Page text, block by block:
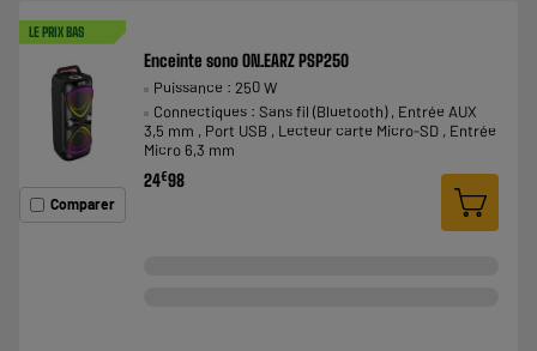
LE PRIX BAS
Comparer
Enceinte sono ON.EARZ PSP250
Puissance : 250 W
Connectiques : Sans fil (Bluetooth) , Entrée AUX
3,5 mm , Port USB , Lecteur carte Micro-SD , Entrée
Micro 6,3 mm
24€98